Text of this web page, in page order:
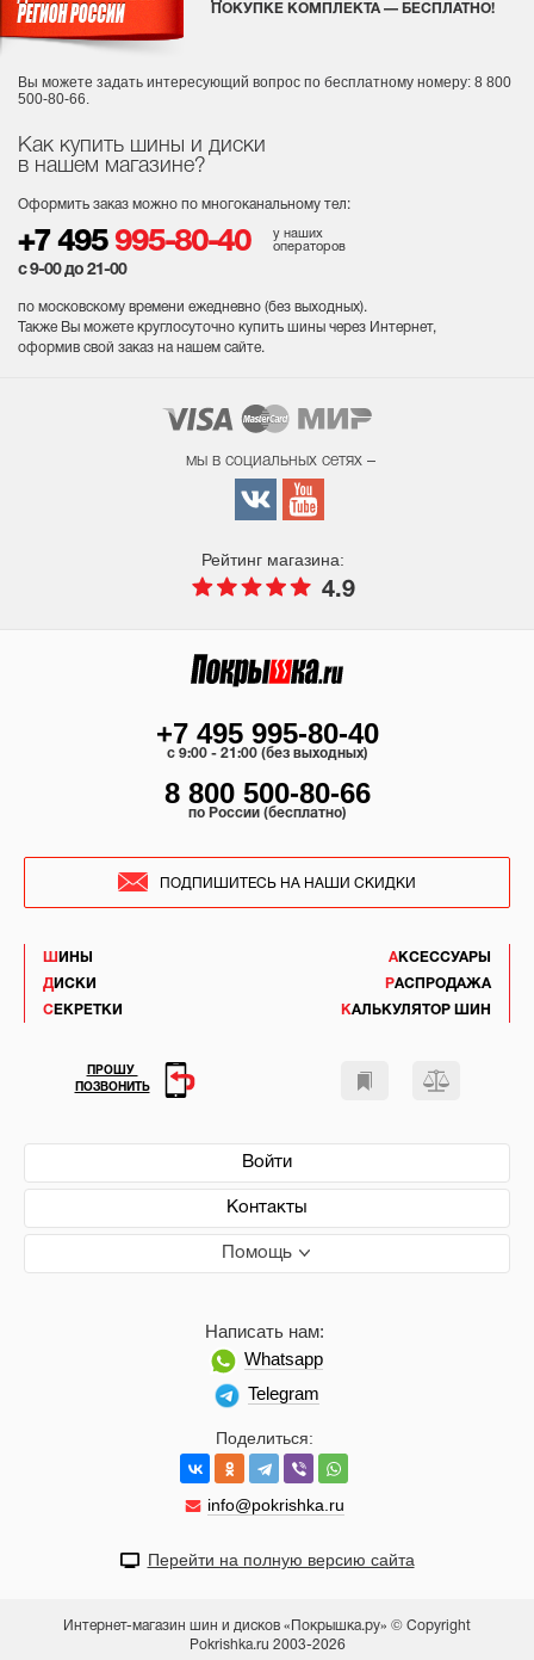
Как купить шины и диски
в нашем магазине?
Оформить заказ можно по многоканальному тел:
+7 495 995-80-40
у наших
операторов
с 9-00 до 21-00
по московскому времени ежедневно (без выходных).
Также Вы можете круглосуточно купить шины через Интернет,
оформив свой заказ на нашем сайте.
ПОКУПКЕ КОМПЛЕКТА — БЕСПЛАТНО!
Вы можете задать интересующий вопрос по бесплатному номеру: 8 800
500-80-66.
мы в социальных сетях –
Рейтинг магазина:
4.9
ШИНЫ
ДИСКИ
СЕКРЕТКИ
АКСЕССУАРЫ
РАСПРОДАЖА
КАЛЬКУЛЯТОР ШИН
Войти
Контакты
Помощь
Поделиться:
info@pokrishka.ru
Написать нам:
Whatsapp
Telegram
+7 495 995-80-40
c 9:00 - 21:00 (без выходных)
8 800 500-80-66
по России (бесплатно)
ПОДПИШИТЕСЬ НА НАШИ СКИДКИ
ПРОШУ
ПОЗВОНИТЬ
Перейти на полную версию сайта
Интернет-магазин шин и дисков «Покрышка.ру» © Copyright
Pokrishka.ru 2003-2026